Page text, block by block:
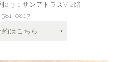
2-3-1 サンアトラスV 2階
0807
約はこちら